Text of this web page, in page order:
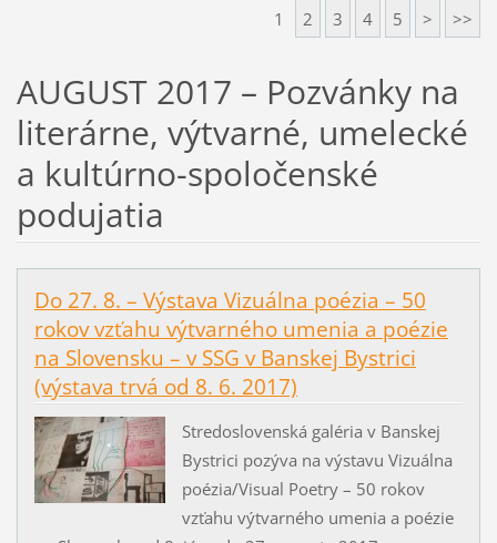
1 2 3 4 5 > >>
AUGUST 2017 – Pozvánky na
literárne, výtvarné, umelecké
a kultúrno-spoločenské
podujatia
Do 27. 8. – Výstava Vizuálna poézia – 50
rokov vzťahu výtvarného umenia a poézie
na Slovensku – v SSG v Banskej Bystrici
(výstava trvá od 8. 6. 2017)
Stredoslovenská galéria v Banskej
Bystrici pozýva na výstavu Vizuálna
poézia/Visual Poetry – 50 rokov
vzťahu výtvarného umenia a poézie